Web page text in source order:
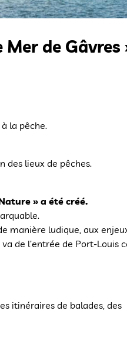
de Gâvres
la pêche.
des lieux de pêches.
» a été créé.
manière ludique, aux
de l’entrée de Port-Louis
itinéraires de balades, des